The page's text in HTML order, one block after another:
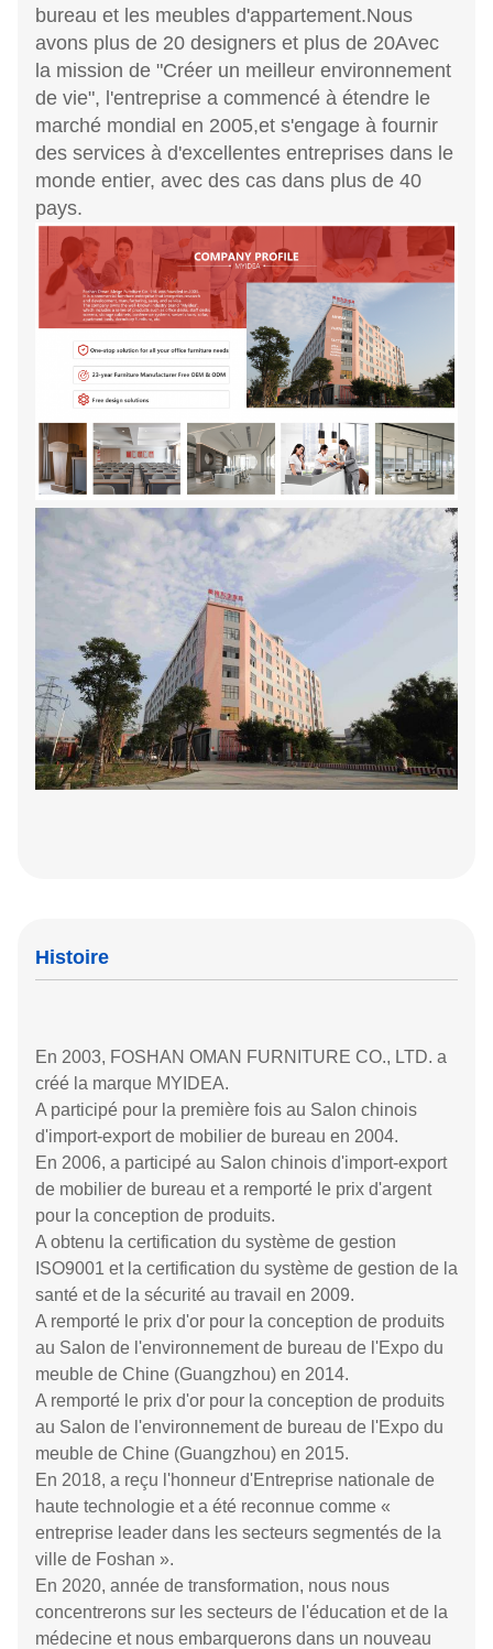
bureau et les meubles d'appartement.Nous
avons plus de 20 designers et plus de 20Avec
la mission de "Créer un meilleur environnement
de vie", l'entreprise a commencé à étendre le
marché mondial en 2005,et s'engage à fournir
des services à d'excellentes entreprises dans le
monde entier, avec des cas dans plus de 40
pays.
Histoire